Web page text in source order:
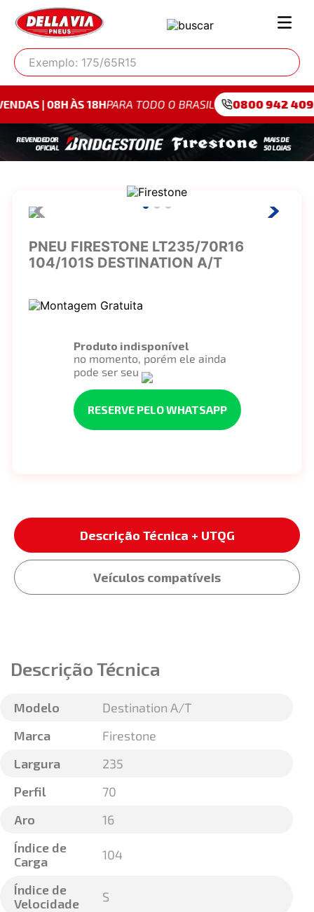
Exemplo: 175/65R15
ÀS 18H PARA TODO O BRASIL 0800 942 4095 PARA
PNEU FIRESTONE LT235/70R16
104/101S DESTINATION A/T
Produto indisponível
no momento, porém ele ainda
pode ser seu
RESERVE PELO WHATSAPP
Descrição Técnica + UTQG
Veículos compatíveis
Descrição Técnica
Modelo
Destination A/T
Marca
Firestone
Largura
235
Perfil
70
Aro
16
Índice de
Carga
104
Índice de
Velocidade
S